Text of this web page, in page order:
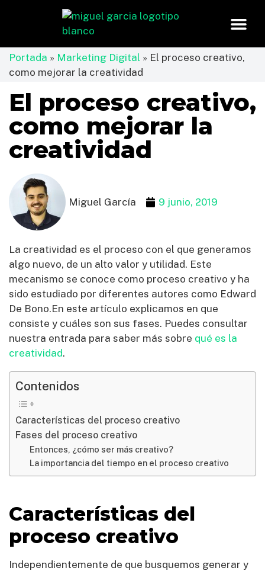
Portada » Marketing Digital » El proceso creativo,
como mejorar la creatividad
El proceso creativo,
como mejorar la
creatividad
Miguel García 9 junio, 2019
La creatividad es el proceso con el que generamos
algo nuevo, de un alto valor y utilidad. Este
mecanismo se conoce como proceso creativo y ha
sido estudiado por diferentes autores como Edward
De Bono.En este artículo explicamos en que
consiste y cuáles son sus fases. Puedes consultar
nuestra entrada para saber más sobre qué es la
creatividad.
Contenidos
Características del proceso creativo
Fases del proceso creativo
Entonces, ¿cómo ser más creativo?
La importancia del tiempo en el proceso creativo
Características del
proceso creativo
Independientemente de que busquemos generar y